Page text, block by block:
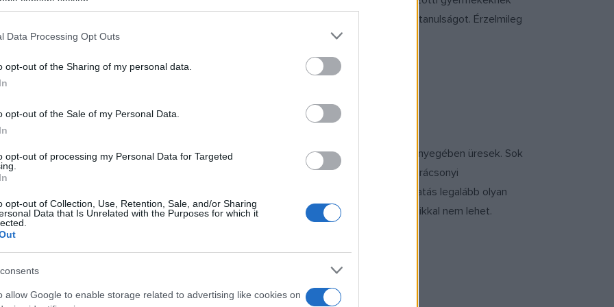
Data Processing Opt Outs
opt-out of the Sharing of my personal data.
opt-out of the Sale of my Personal Data.
opt-out of processing my Personal Data for Targeted
opt-out of Collection, Use, Retention, Sale, and/or Sharing
Data that Is Unrelated with the Purposes for which it
allow Google to enable storage related to advertising like cookies on
pedig jó, ha a szülő felolvassa nekik is, mert akkor együtt lehet megbeszélni a tanulságot. Érzelmileg
kezd érdekelni a világ működése.
a karácsonyfa alá: mit mondana, miért ezt a kötetet válasszák?
hogy nagyon sok olyan kiadványt árulnak mesekönyvként, amelyek tartalmilag lényegében üresek. Sok
az a kicsiknek. Ennél jobban kéne tisztelni a gyerekeket, és nem kéne azzal letudni a karácsonyi
annyira szereti a gyerek, hiszen az ő lelkiviláguk ennél sokkal gazdagabb. Az érzelmi hatás legalább olyan
hiszek, amikor a két dolog erősíti egymást, mert helyettesíteni egyiket a másikkal nem lehet.